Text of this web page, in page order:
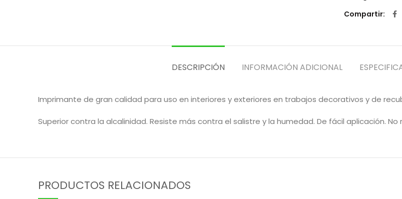
Compartir
DESCRIPCIÓN INFORMACIÓN ADICIONAL
Imprimante de gran calidad para uso en interiores y exteriores en trabajos decorativos y de
Superior contra la alcalinidad. Resiste más contra el salistre y la humedad. De fácil aplicación. No
PRODUCTOS RELACIONADOS